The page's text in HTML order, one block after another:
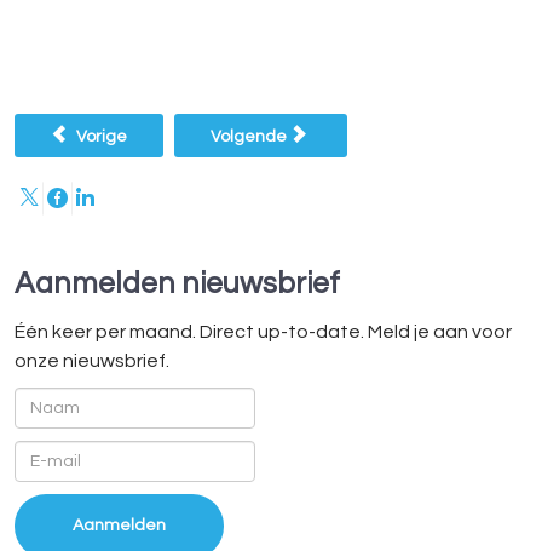
Vorig artikel: Xerte21: Eerste online conferentie!
Vorige Volgende artikel: Inschrijven X21 nu open!
Volgende
Aanmelden nieuwsbrief
Één keer per maand. Direct up-to-date. Meld je aan voor
onze nieuwsbrief.